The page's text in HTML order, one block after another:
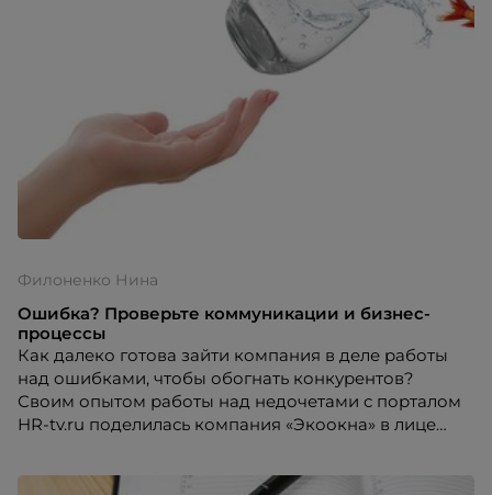
Филоненко Нина
Ошибка? Проверьте коммуникации и бизнес-
процессы
Как далеко готова зайти компания в деле работы
над ошибками, чтобы обогнать конкурентов?
Своим опытом работы над недочетами с порталом
HR-tv.ru поделилась компания «Экоокна» в лице
персонала.